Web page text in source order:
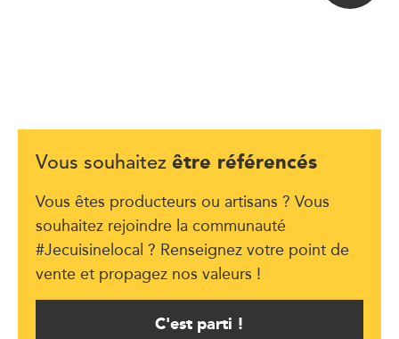
Vous souhaitez être référencés
Vous êtes producteurs ou artisans ? Vous
souhaitez rejoindre la communauté
#Jecuisinelocal ? Renseignez votre point de
vente et propagez nos valeurs !
C'est parti !